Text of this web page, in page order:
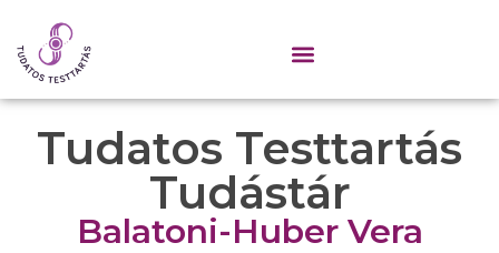
Tudatos Testtartás
Tudástár
Balatoni-Huber Vera